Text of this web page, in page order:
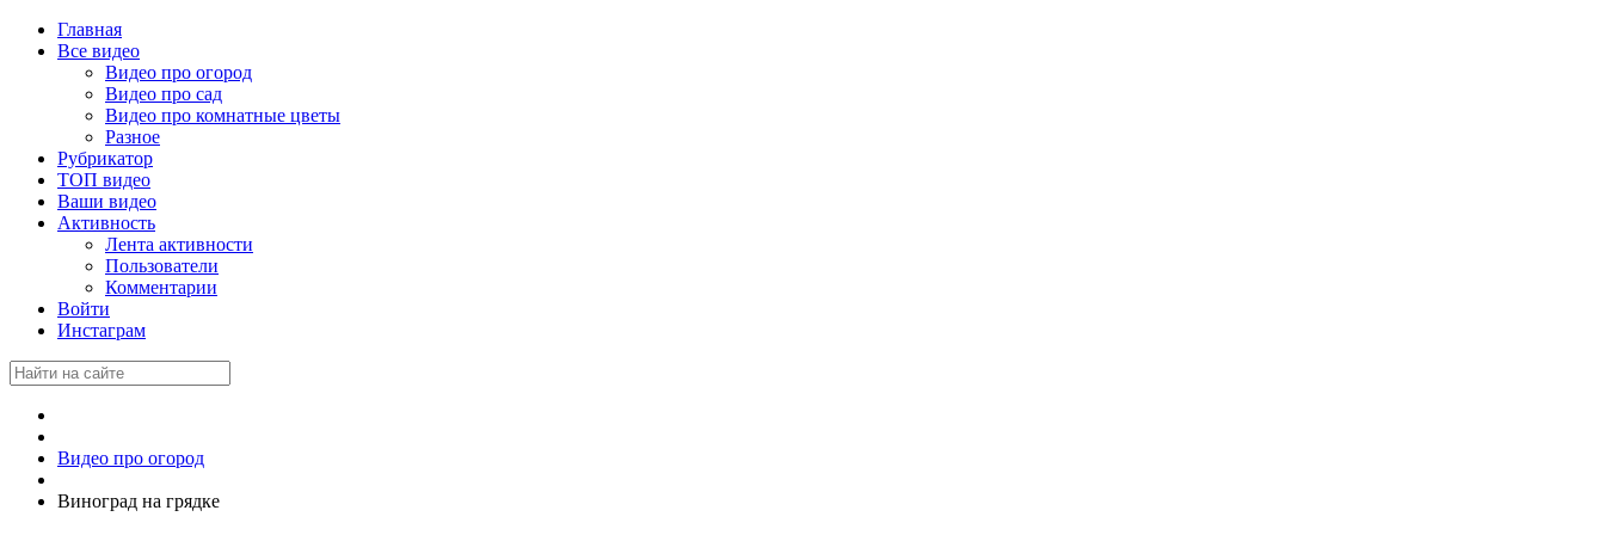
Главная
Все видео
Видео про огород
Видео про сад
Видео про комнатные цветы
Разное
Рубрикатор
ТОП видео
Ваши видео
Активность
Лента активности
Пользователи
Комментарии
Войти
Инстаграм
Видео про огород
Виноград на грядке